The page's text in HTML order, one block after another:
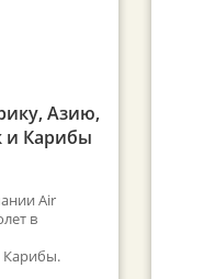
Азию,
и Карибы
Air
в
Карибы.